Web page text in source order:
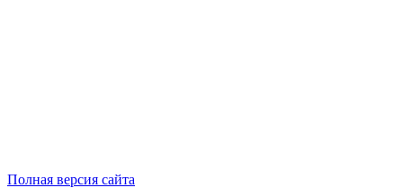
Полная версия сайта